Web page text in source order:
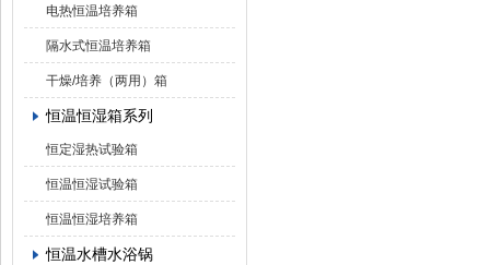
电热恒温培养箱
隔水式恒温培养箱
干燥/培养（两用）箱
恒温恒湿箱系列
恒定湿热试验箱
恒温恒湿试验箱
恒温恒湿培养箱
恒温水槽水浴锅